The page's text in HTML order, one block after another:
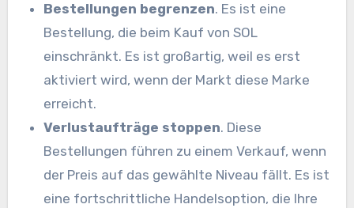
Bestellungen begrenzen. Es ist eine
Bestellung, die beim Kauf von SOL
einschränkt. Es ist großartig, weil es erst
aktiviert wird, wenn der Markt diese Marke
erreicht.
Verlustaufträge stoppen. Diese
Bestellungen führen zu einem Verkauf, wenn
der Preis auf das gewählte Niveau fällt. Es ist
eine fortschrittliche Handelsoption, die Ihre